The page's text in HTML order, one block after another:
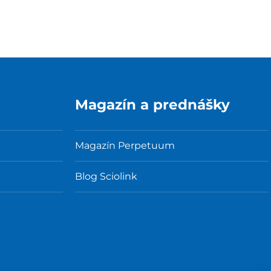
Magazín a prednášky
Magazín Perpetuum
Blog Sciolink